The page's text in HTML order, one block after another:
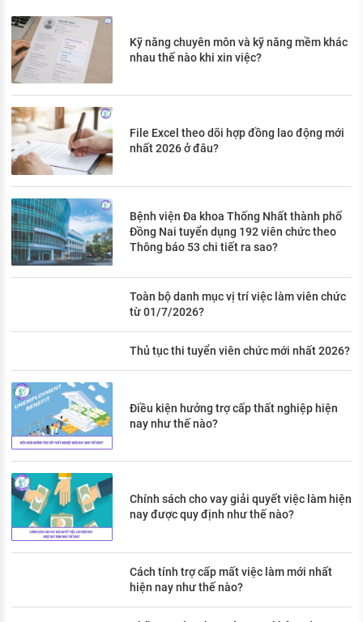
Kỹ năng chuyên môn và kỹ năng mềm khác
nhau thế nào khi xin việc?
File Excel theo dõi hợp đồng lao động mới
nhất 2026 ở đâu?
Bệnh viện Đa khoa Thống Nhất thành phố
Đồng Nai tuyển dụng 192 viên chức theo
Thông báo 53 chi tiết ra sao?
Toàn bộ danh mục vị trí việc làm viên chức
từ 01/7/2026?
Thủ tục thi tuyển viên chức mới nhất 2026?
Điều kiện hưởng trợ cấp thất nghiệp hiện
nay như thế nào?
Chính sách cho vay giải quyết việc làm hiện
nay được quy định như thế nào?
Cách tính trợ cấp mất việc làm mới nhất
hiện nay như thế nào?